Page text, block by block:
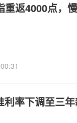
重返4000点，
率下调至三